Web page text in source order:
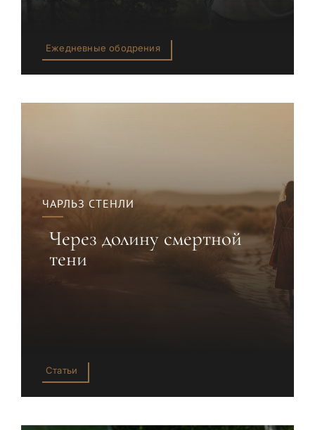
Ежедневные ободрения
ЧАРЛЬЗ СТЕНЛИ
Через долину смертной
тени
Статьи